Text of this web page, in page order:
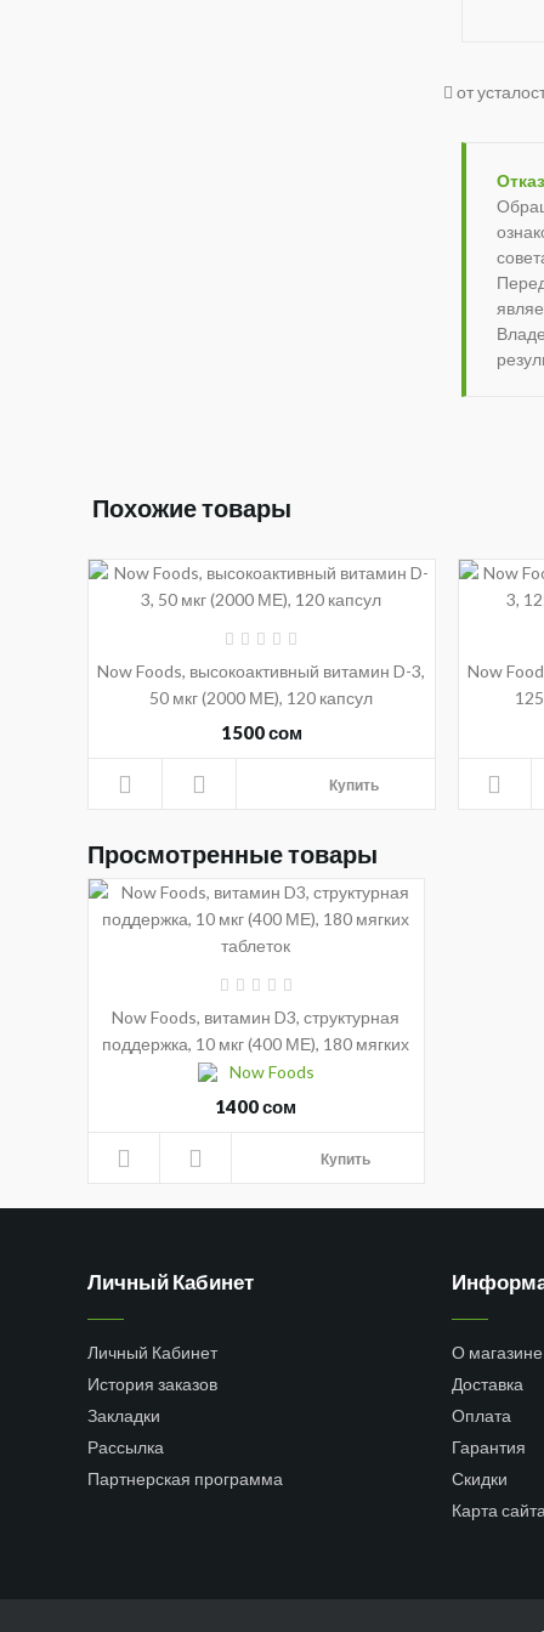
от
Похожие товары
Now Foods, высокоактивный витамин D-3,
50 мкг (2000 МЕ), 120 капсул
1500 сом
Купить
Now
Просмотренные товары
Now Foods, витамин D3, структурная
поддержка, 10 мкг (400 МЕ), 180 мягких
таблеток
Now Foods
1400 сом
Купить
Личный Кабинет
Личный Кабинет
История заказов
Закладки
Рассылка
Партнерская программа
О магазине
Доставка
Оплата
Гарантия
Скидки
Карта